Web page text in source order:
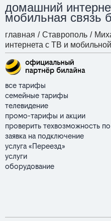
домашний
мобильная связь
главная / Ставрополь /
интернета с ТВ и
все тарифы
семейные тарифы
телевидение
промо-тарифы и акции
проверить техвозможность
заявка на подключение
услуга «Переезд»
услуги
оборудование